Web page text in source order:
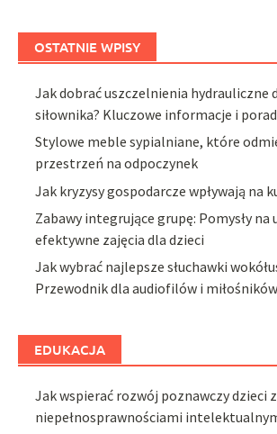
OSTATNIE WPISY
Jak dobrać uszczelnienia hydrauliczne
siłownika? Kluczowe informacje i
Stylowe meble sypialniane, które
przestrzeń na odpoczynek
Jak kryzysy gospodarcze wpływają na
Zabawy integrujące grupę: Pomysły na
efektywne zajęcia dla dzieci
Jak wybrać najlepsze słuchawki
Przewodnik dla audiofilów i
EDUKACJA
Jak wspierać rozwój poznawczy dzieci z
niepełnosprawnościami